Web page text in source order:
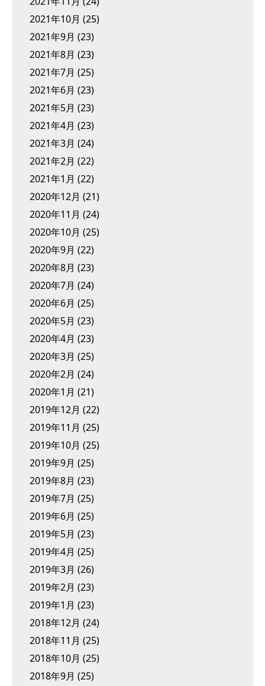
2021年10月 (25)
2021年9月 (23)
2021年8月 (23)
2021年7月 (25)
2021年6月 (23)
2021年5月 (23)
2021年4月 (23)
2021年3月 (24)
2021年2月 (22)
2021年1月 (22)
2020年12月 (21)
2020年11月 (24)
2020年10月 (25)
2020年9月 (22)
2020年8月 (23)
2020年7月 (24)
2020年6月 (25)
2020年5月 (23)
2020年4月 (23)
2020年3月 (25)
2020年2月 (24)
2020年1月 (21)
2019年12月 (22)
2019年11月 (25)
2019年10月 (25)
2019年9月 (25)
2019年8月 (23)
2019年7月 (25)
2019年6月 (25)
2019年5月 (23)
2019年4月 (25)
2019年3月 (26)
2019年2月 (23)
2019年1月 (23)
2018年12月 (24)
2018年11月 (25)
2018年10月 (25)
2018年9月 (25)